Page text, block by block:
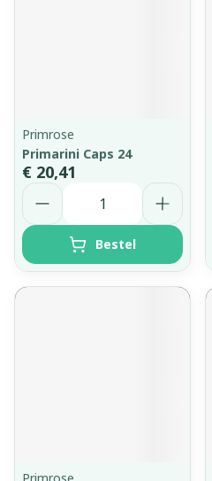
Primrose
Primarini Caps 24
€ 20,41
Aantal
Bestel